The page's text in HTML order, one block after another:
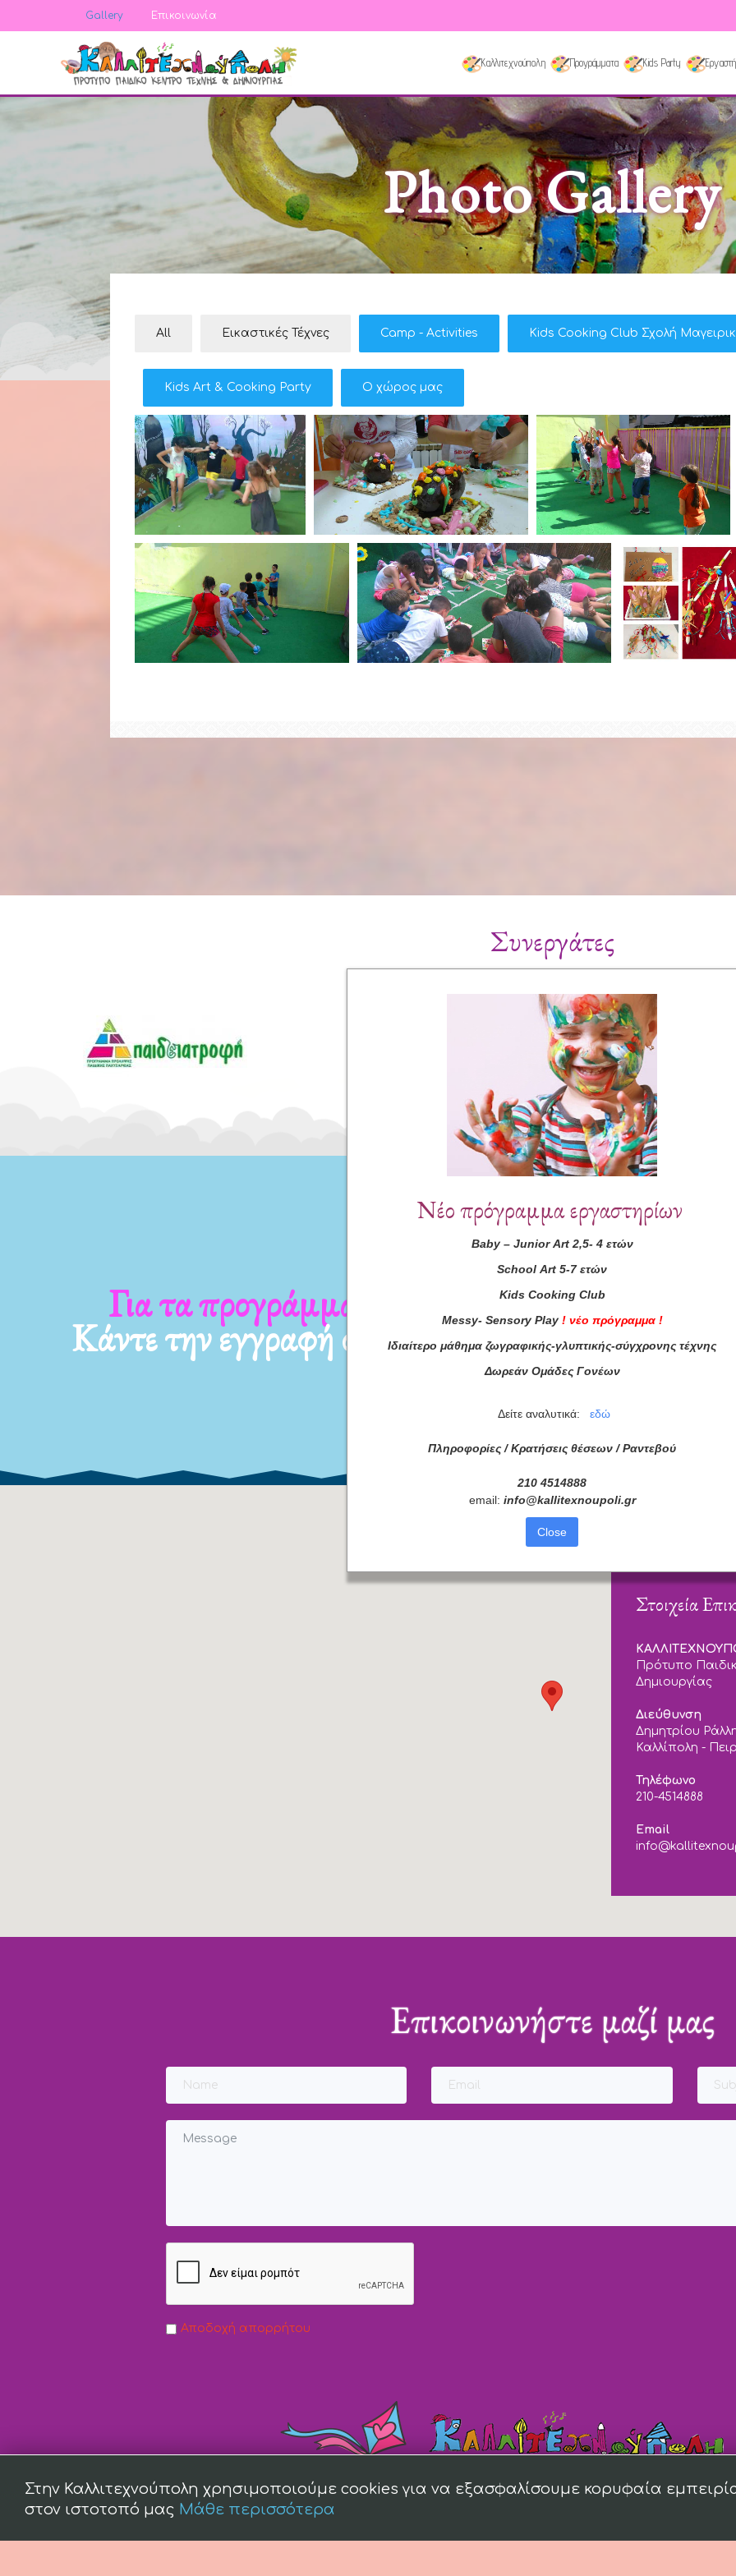
Gallery Επικοινωνία
Καλλιτεχνούπολη Προγράμματα Kids Party
Photo Gallery
All Εικαστικές Τέχνες Camp - Activities Kids Cooking Club Σχολή
Kids Art & Cooking Party Ο χώρος μας
Συνεργάτες
Για τα προγράμματά μας
Κάντε την εγγραφή σας τώρα! Συμφωνώ με τουςΌρους
διαβάσει τις
Στοιχεία
Πρότυπο
Δημιουργίας
Διεύθυνση
Δημητρίου
Καλλίπολη -
Τηλέφωνο
210-4514888
Email
Επικοινωνήστε μαζί μας
Αποδοχή απορρήτου
Νέο πρόγραμμα εργαστηρίων
Baby– Junior Art2,5- 4 ετών
School Art 5-7 ετών
Kids Cooking Club
Messy- Sensory Play ! νέο πρόγραμμα !
Ιδιαίτερο μάθημα ζωγραφικής-γλυπτικής-σύγχρονης τέχνης
Δωρεάν Ομάδες Γονέων
Δείτε αναλυτικά: εδώ
Πληροφορίες / Κρατήσεις θέσεων / Ραντεβού
210 4514888
email: info@kallitexnoupoli.gr
Close
Στην Καλλιτεχνούπολη χρησιμοποιούμε cookies για να εξασφαλίσουμε κορυφαία
στον ιστοτοπό μας Μάθε περισσότερα